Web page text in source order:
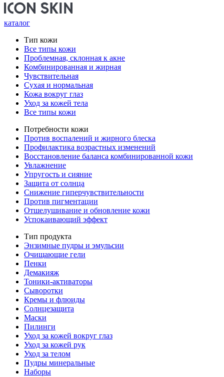
каталог
Тип кожи
Все типы кожи
Проблемная, склонная к акне
Комбинированная и жирная
Чувствительная
Сухая и нормальная
Кожа вокруг глаз
Уход за кожей тела
Все типы кожи
Потребности кожи
Против воспалений и жирного блеска
Профилактика возрастных изменений
Восстановление баланса комбинированной кожи
Увлажнение
Упругость и сияние
Защита от солнца
Снижение гиперчувствительности
Против пигментации
Отшелушивание и обновление кожи
Успокаивающий эффект
Тип продукта
Энзимные пудры и эмульсии
Очищающие гели
Пенки
Демакияж
Тоники-активаторы
Сыворотки
Кремы и флюиды
Солнцезащита
Маски
Пилинги
Уход за кожей вокруг глаз
Уход за кожей рук
Уход за телом
Пудры минеральные
Наборы